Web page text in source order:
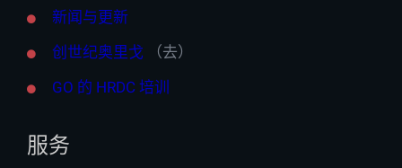
新闻与更新
创世纪奥里戈 （去）
GO 的 HRDC 培训
服务